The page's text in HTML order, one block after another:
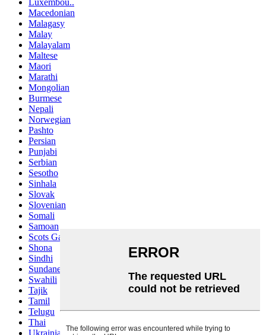
Macedonian
Malagasy
Malay
Malayalam
Maltese
Maori
Marathi
Mongolian
Burmese
Nepali
Norwegian
Pashto
Persian
Punjabi
Serbian
Sesotho
Sinhala
Slovak
Slovenian
Somali
Samoan
Scots Gaelic
Shona
Sindhi
Sundanese
Swahili
Tajik
Tamil
Telugu
Thai
Ukrainian